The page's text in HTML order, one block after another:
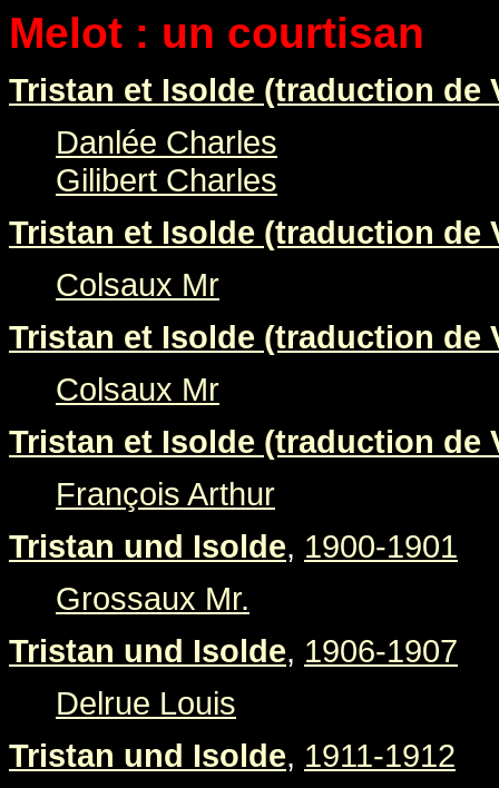
Melot : un courtisan
Tristan et Isolde (traduction de
Danlée Charles
Gilibert Charles
Tristan et Isolde (traduction de
Colsaux Mr
Tristan et Isolde (traduction de
Colsaux Mr
Tristan et Isolde (traduction de
François Arthur
Tristan und Isolde, 1900-1901
Grossaux Mr.
Tristan und Isolde, 1906-1907
Delrue Louis
Tristan und Isolde, 1911-1912